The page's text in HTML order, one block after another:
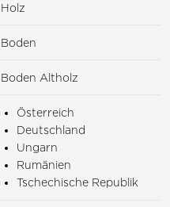
Holz
Boden
Boden Altholz
Österreich
Deutschland
Ungarn
Rumänien
Tschechische Republik